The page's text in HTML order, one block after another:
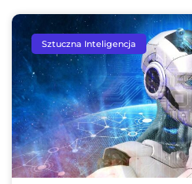
Sztuczna Inteligencja